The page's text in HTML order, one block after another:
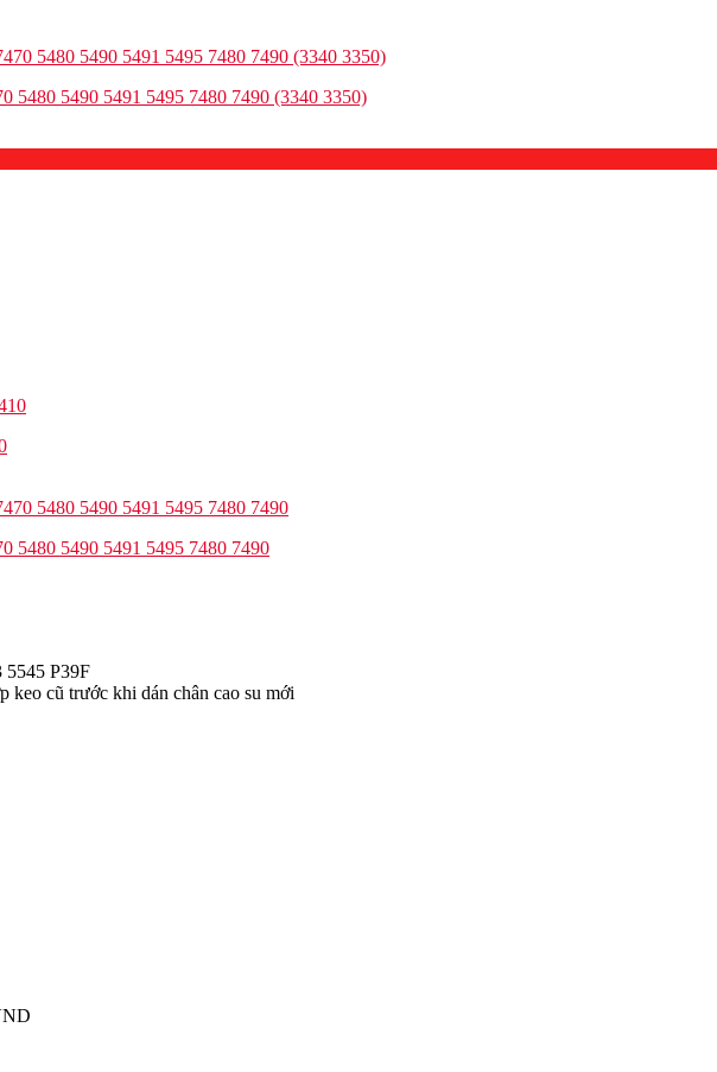
5480 5490 5491 5495 7480 7490 (3340 3350)
5480 5490 5491 5495 7480 7490
5545 P39F
keo cũ trước khi dán chân cao su mới